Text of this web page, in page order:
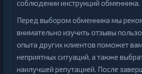
соблюдении инструкций обменника.
Перед выбором обменника мы
внимательно изучить отзывы
опыта других клиентов поможет
неприятных ситуаций, а также
наилучшей репутацией. После